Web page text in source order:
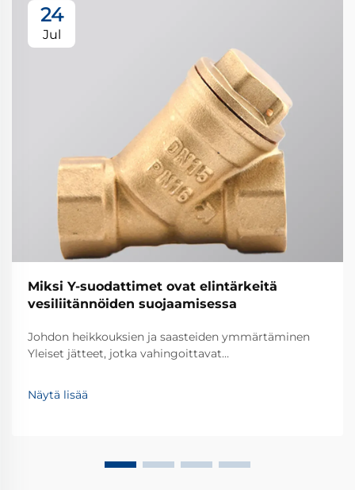
24
Jul
Miksi Y-suodattimet ovat elintärkeitä
vesiliitännöiden suojaamisessa
Johdon heikkouksien ja saasteiden ymmärtäminen
Yleiset jätteet, jotka vahingoittavat
kohtaavat erilaisia jätteitä ajan kuluessa – ajatellaan
hiekkaa, likakerrostumia ja ruostepaloja, jotka jäävät
tehokkaat suodattimet ja huoltotoimet, jotka pitävät
Näytä lisää